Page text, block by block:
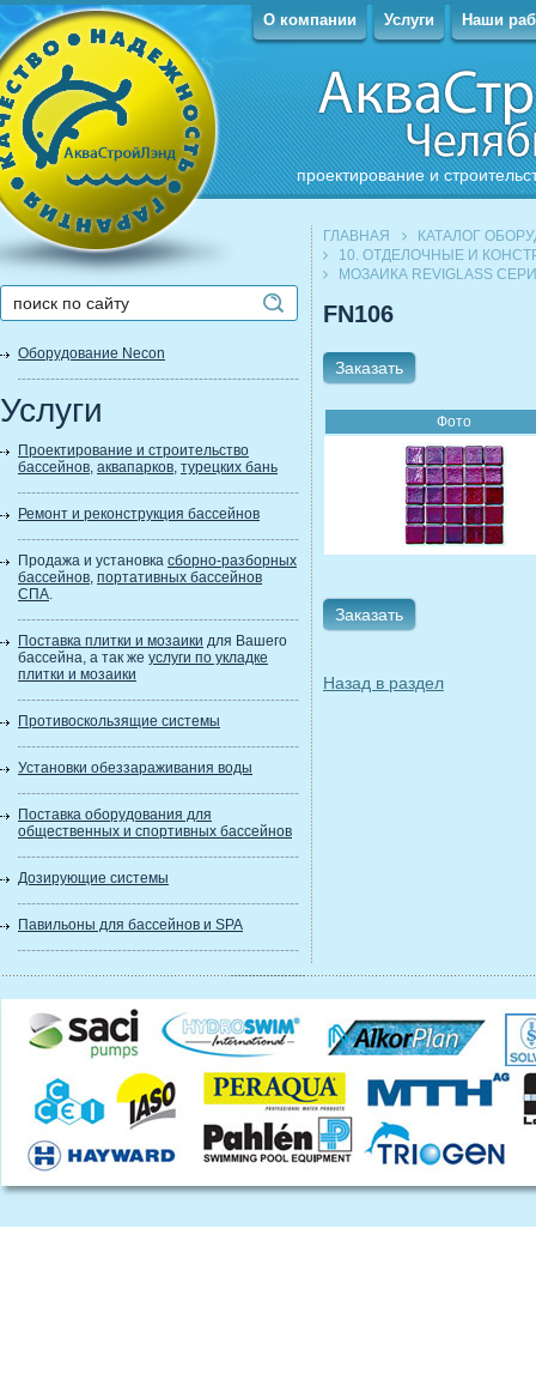
проектирование и
О компании Услуги Наши
Оборудование Necon
Услуги
Проектирование и строительство
бассейнов, аквапарков, турецких бань
Ремонт и реконструкция бассейнов
Продажа и установка сборно-разборных
бассейнов, портативных бассейнов
СПА.
Поставка плитки и мозаики для Вашего
бассейна, а так же услуги по укладке
плитки и мозаики
Противоскользящие системы
Установки обеззараживания воды
Поставка оборудования для
общественных и спортивных бассейнов
Дозирующие системы
Павильоны для бассейнов и SPA
ГЛАВНАЯ
КАТАЛОГ
10. ОТДЕЛОЧНЫЕ И
МОЗАИКА REVIGLASS
FN106
Заказать
Фото
Заказать
Назад в раздел